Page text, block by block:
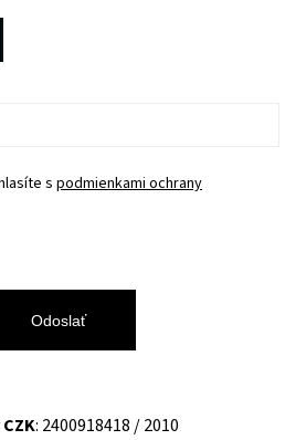
s podmienkami ochrany
Odoslať
CZK: 2400918418 / 2010